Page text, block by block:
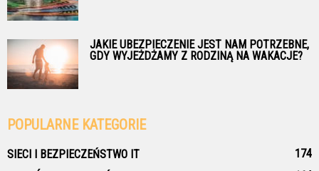
JAKIE UBEZPIECZENIE JEST NAM POTRZEBNE,
GDY WYJEŻDŻAMY Z RODZINĄ NA WAKACJE?
POPULARNE KATEGORIE
SIECI I BEZPIECZEŃSTWO IT
174